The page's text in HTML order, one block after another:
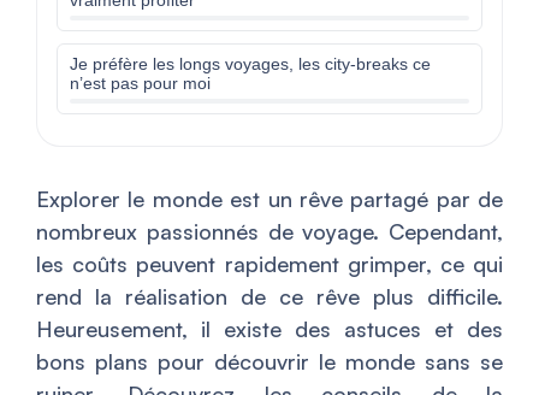
Je préfère les longs voyages, les city-breaks ce
n’est pas pour moi
Explorer le monde est un rêve partagé par de
nombreux passionnés de voyage. Cependant,
les coûts peuvent rapidement grimper, ce qui
rend la réalisation de ce rêve plus difficile.
Heureusement, il existe des astuces et des
bons plans pour découvrir le monde sans se